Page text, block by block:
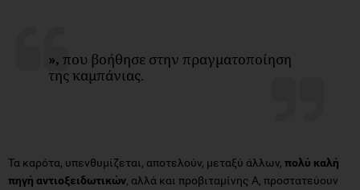
», που βοήθησε στην πραγματοποίηση
της καμπάνιας.
Τα καρότα, υπενθυμίζεται, αποτελούν, μεταξύ άλλων, πολύ καλή
πηγή αντιοξειδωτικών, αλλά και προβιταμίνης Α, προστατεύουν